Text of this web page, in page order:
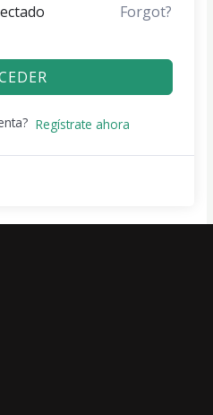
Forgot?
Regístrate ahora